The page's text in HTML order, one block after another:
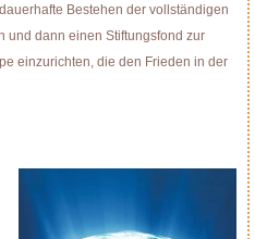
Bestehen der vollständigen
und dann einen Stiftungsfond zur
einzurichten, die den Frieden in der